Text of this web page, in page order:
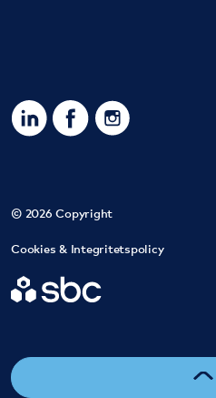
© 2026 Copyright
Cookies & Integritetspolicy